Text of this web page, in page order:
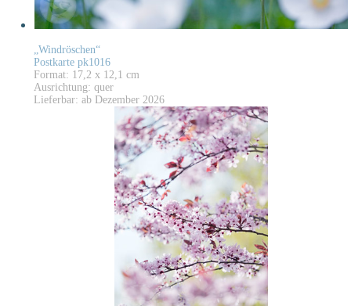
„Windröschen“
Postkarte pk1016
Format: 17,2 x 12,1 cm
Ausrichtung: quer
Lieferbar: ab Dezember 2026